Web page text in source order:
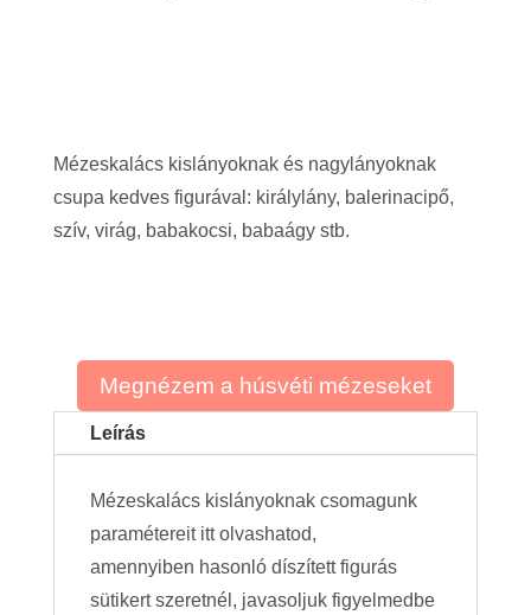
Mézeskalács kislányoknak és nagylányoknak
csupa kedves figurával: királylány, balerinacipő,
szív, virág, babakocsi, babaágy stb.
Megnézem a húsvéti mézeseket
Leírás
Mézeskalács kislányoknak csomagunk
paramétereit itt olvashatod,
amennyiben hasonló díszített figurás
sütikert szeretnél, javasoljuk figyelmedbe